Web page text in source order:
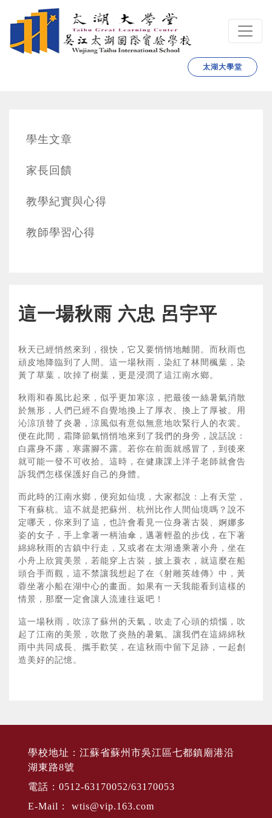
跳转到主要内容
太湖大學堂
學生文章
家長回饋
教學紀實與心得
教師學習心得
這一場秋雨 六忠 呂宇平
秋天已經悄然來到，很快，它又要悄悄地離開。而秋雨也
頑皮地降臨到了人間。這一場秋雨，染紅了林間楓葉，染
黃了草葉，吹掉了樹葉，更是浸潤了這江南水鄉。
秋雨和春風比起來，似乎更加寒涼，把最後一絲暑氣消散
於無形，人們已經不自覺地換上了厚衣、換上了厚被。用
沁涼頂替了炎暑，涼風似有意似無意地吹緊行人的衣裳。
便在此間，霜降節氣悄悄地來到了我們的身旁，說話說：
白露身不露，寒露腳不露。若你在前面就感冒了，到後來
就可能一發不可收拾。這時，在健康課上洋子老師就會告
訴我們怎樣保護好自己的身體。
而此時的江南水鄉，便宛如仙境，大家都說：上有天堂，
下有蘇杭。這不就是把蘇州、杭州比作人間仙境嗎？說不
定哪天，你來到了這，也許會看見一位身著古裝、婀娜多
姿的女子，手上拿著一柄油傘，邁著輕盈的步伐，在下著
綿綿秋雨的古鎮中行走，又或者在太湖邊乘著小舟，坐在
小舟上欣賞美景，若能穿上古裝，披上蓑衣，就這麼在船
頭合手而觀，這不禁讓我想起了在《射雕英雄傳》中，黃
蓉坐著小船在湖中心的畫面。如果有一天我能看到這樣的
情景，那麼一定會讓人流連往返吧！
這一場秋雨，吹涼了蘇州的天氣，吹走了心頭的煩惱，吹
起了江南的美景，吹散了炎熱的暑氣。讓我們在這綿綿秋
雨中共同成長、攜手歡笑，在這秋雨中留下足跡，一起創
造美好的記憶。
學校地址：江蘇省蘇州市吳江區七都鎮廟港沿
湖東路8號
電話：0512-63170052/63170053
E-Mail： wtis@vip.163.com